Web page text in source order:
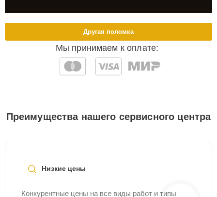
Мы принимаем к оплате:
Другая поломка
Преимущества нашего сервисного центра
Низкие цены
Конкурентные цены на все виды работ и типы